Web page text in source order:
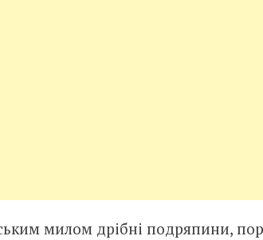
милом дрібні подряпини,